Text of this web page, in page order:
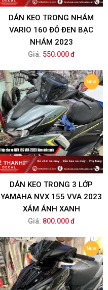
DÁN KEO TRONG NHÁM
VARIO 160 ĐỎ ĐEN BẠC
NHÁM 2023
Giá: 550.000 đ
DÁN KEO TRONG 3 LỚP
YAMAHA NVX 155 VVA 2023
XÁM ÁNH XANH
Giá: 800.000 đ